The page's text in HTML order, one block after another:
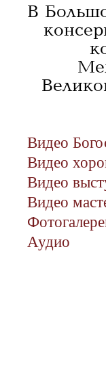
В
Видео
Видео
Видео
Видео
Аудио